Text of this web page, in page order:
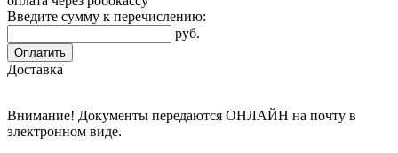
Введите сумму к перечислению:
руб.
Оплатить
Доставка
Внимание! Документы передаются ОНЛАЙН на почту в
электронном виде.